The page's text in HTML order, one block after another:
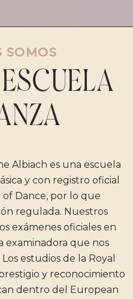
SOMOS
Albiach es una escuela
y con registro oficial
of Dance, por lo que
regulada. Nuestros
exámenes oficiales en
que nos
estudios de la Royal
y reconocimiento
dentro del European